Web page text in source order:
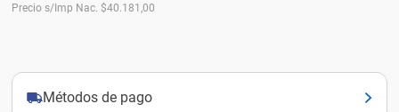
Precio s/Imp Nac. $40.181,00
Métodos de pago